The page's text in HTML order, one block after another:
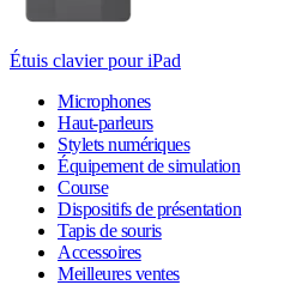
Étuis clavier pour iPad
Microphones
Haut-parleurs
Stylets numériques
Équipement de simulation
Course
Dispositifs de présentation
Tapis de souris
Accessoires
Meilleures ventes